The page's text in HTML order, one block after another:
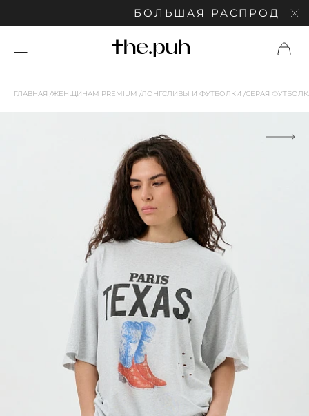
БОЛЬШАЯ РАСПРОДАЖА:
ГЛАВНАЯ ЖЕНЩИНАМ PREMIUM ЛОНГСЛИВЫ И ФУТБОЛКИ СЕРАЯ